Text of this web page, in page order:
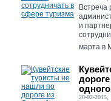
Встреча
и
марта в
20-02-2015,